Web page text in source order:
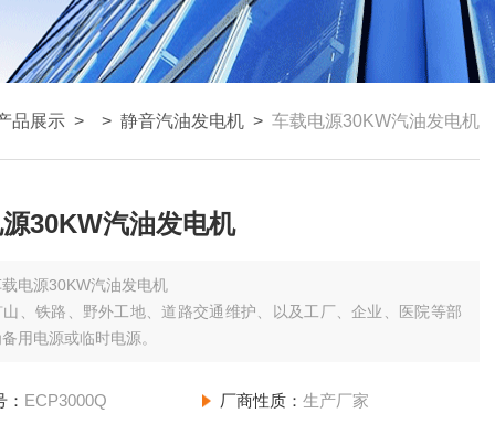
品展示 > > 静音汽油发电机 > 车载电源30KW汽油发电机
30KW汽油发电机
电源30KW汽油发电机
、铁路、野外工地、道路交通维护、以及工厂、企业、医院等部
用电源或临时电源。
ECP3000Q 厂商性质： 生产厂家